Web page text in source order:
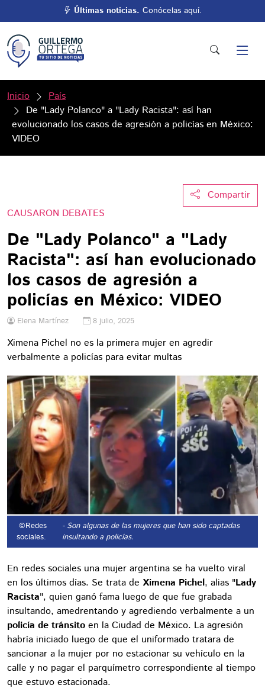
Últimas noticias. Conócelas aquí.
Inicio
País
De "Lady Polanco" a "Lady Racista": así han
evolucionado los casos de agresión a policías en México:
VIDEO
Compartir
CAUSARON DEBATES
De "Lady Polanco" a "Lady
Racista": así han evolucionado
los casos de agresión a
policías en México: VIDEO
Elena Martínez 8 julio, 2025
Ximena Pichel no es la primera mujer en agredir
verbalmente a policías para evitar multas
©Redes
sociales.
- Son algunas de las mujeres que han sido captadas
insultando a policías.
En redes sociales una mujer argentina se ha vuelto viral
en los últimos días. Se trata de Ximena Pichel, alias "Lady
Racista", quien ganó fama luego de que fue grabada
insultando, amedrentando y agrediendo verbalmente a un
policía de tránsito en la Ciudad de México. La agresión
habría iniciado luego de que el uniformado tratara de
sancionar a la mujer por no estacionar su vehículo en la
calle y no pagar el parquímetro correspondiente al tiempo
que estuvo estacionada.